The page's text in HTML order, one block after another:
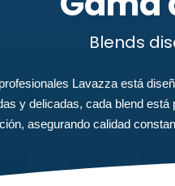
Blends
Lavazza está
y delicadas, cada blend
asegurando calidad